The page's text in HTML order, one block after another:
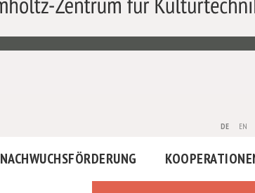
de en
NACHWUCHSFÖRDERUNG